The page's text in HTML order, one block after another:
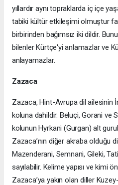
yıllardır aynı topraklarda iç içe
tabiki kültür etkileşimi olmuştur
birbirinden bağımsız iki dildir.
bilenler Kürtçe'yi anlamazlar ve
anlayamazlar.
Zazaca
Zazaca, Hint-Avrupa dil ailesinin
koluna dahildir. Beluçi, Gorani ve
kolunun Hyrkani (Gurgan) alt
Zazaca’nın diğer akraba olduğu
Mazenderani, Semnani, Gileki,
sayılabilir. Kelime yapısı ve kimi
Zazaca’ya yakın olan diller